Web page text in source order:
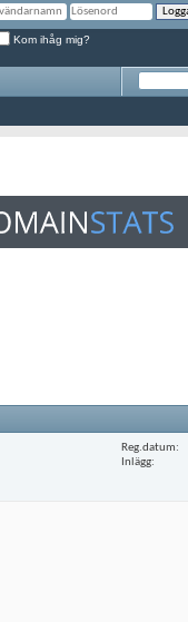
Kom ihåg mig?
Reg.datum
Inlägg